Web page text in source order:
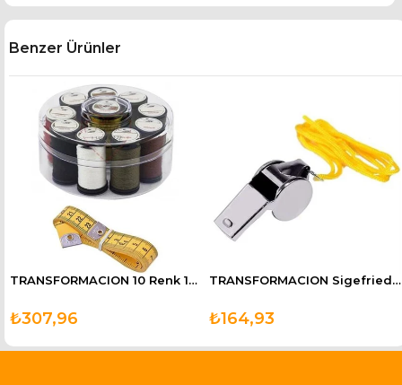
Benzer Ürünler
TRANSFORMACION 10 Renk 1000 Mt Kutulu Mezuralı Dikiş İpliği Seti
₺307,96
TRANSFORMACION Sigefriedo Metal Spor ve Deprem Düdüğü
₺164,93